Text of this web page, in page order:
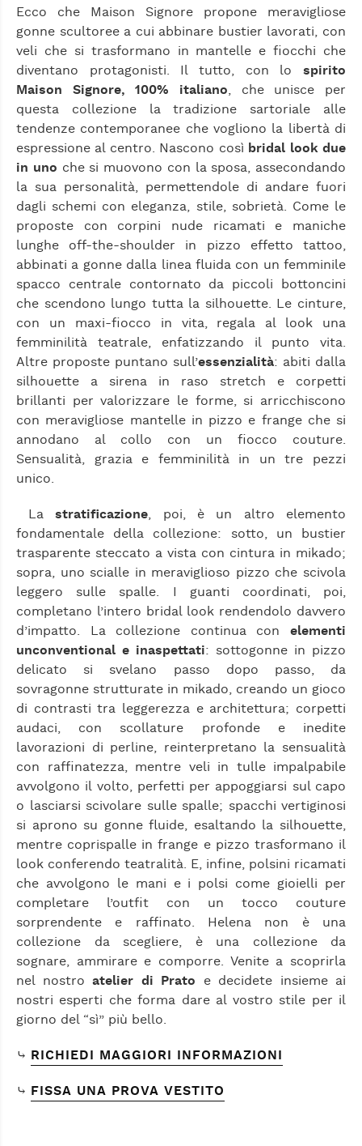
Ecco che Maison Signore propone meravigliose
gonne scultoree a cui abbinare bustier lavorati, con
veli che si trasformano in mantelle e fiocchi che
diventano protagonisti. Il tutto, con lo spirito
Maison Signore, 100% italiano , che unisce per
questa collezione la tradizione sartoriale alle
tendenze contemporanee che vogliono la libertà di
espressione al centro. Nascono così bridal look due
in uno che si muovono con la sposa, assecondando
la sua personalità, permettendole di andare fuori
dagli schemi con eleganza, stile, sobrietà. Come le
proposte con corpini nude ricamati e maniche
lunghe off-the-shoulder in pizzo effetto tattoo,
abbinati a gonne dalla linea fluida con un femminile
spacco centrale contornato da piccoli bottoncini
che scendono lungo tutta la silhouette. Le cinture,
con un maxi-fiocco in vita, regala al look una
femminilità teatrale, enfatizzando il punto vita.
Altre proposte puntano sull’essenzialità: abiti dalla
silhouette a sirena in raso stretch e corpetti
brillanti per valorizzare le forme, si arricchiscono
con meravigliose mantelle in pizzo e frange che si
annodano al collo con un fiocco couture.
Sensualità, grazia e femminilità in un tre pezzi
unico.
Lastratificazione , poi, è un altro elemento
fondamentale della collezione: sotto, un bustier
trasparente steccato a vista con cintura in mikado;
sopra, uno scialle in meraviglioso pizzo che scivola
leggero sulle spalle. I guanti coordinati, poi,
completano l’intero bridal look rendendolo davvero
d’impatto. La collezione continua con elementi
unconventional e inaspettati: sottogonne in pizzo
delicato si svelano passo dopo passo, da
sovragonne strutturate in mikado, creando un gioco
di contrasti tra leggerezza e architettura; corpetti
audaci, con scollature profonde e inedite
lavorazioni di perline, reinterpretano la sensualità
con raffinatezza, mentre veli in tulle impalpabile
avvolgono il volto, perfetti per appoggiarsi sul capo
o lasciarsi scivolare sulle spalle; spacchi vertiginosi
si aprono su gonne fluide, esaltando la silhouette,
mentre coprispalle in frange e pizzo trasformano il
look conferendo teatralità. E, infine, polsini ricamati
che avvolgono le mani e i polsi come gioielli per
completare l’outfit con un tocco couture
sorprendente e raffinato. Helena non è una
collezione da scegliere, è una collezione da
sognare, ammirare e comporre. Venite a scoprirla
nel nostro atelier di Prato e decidete insieme ai
nostri esperti che forma dare al vostro stile per il
giorno del “sì” più bello.
⤷ RICHIEDI MAGGIORI INFORMAZIONI
⤷ FISSA UNA PROVA VESTITO